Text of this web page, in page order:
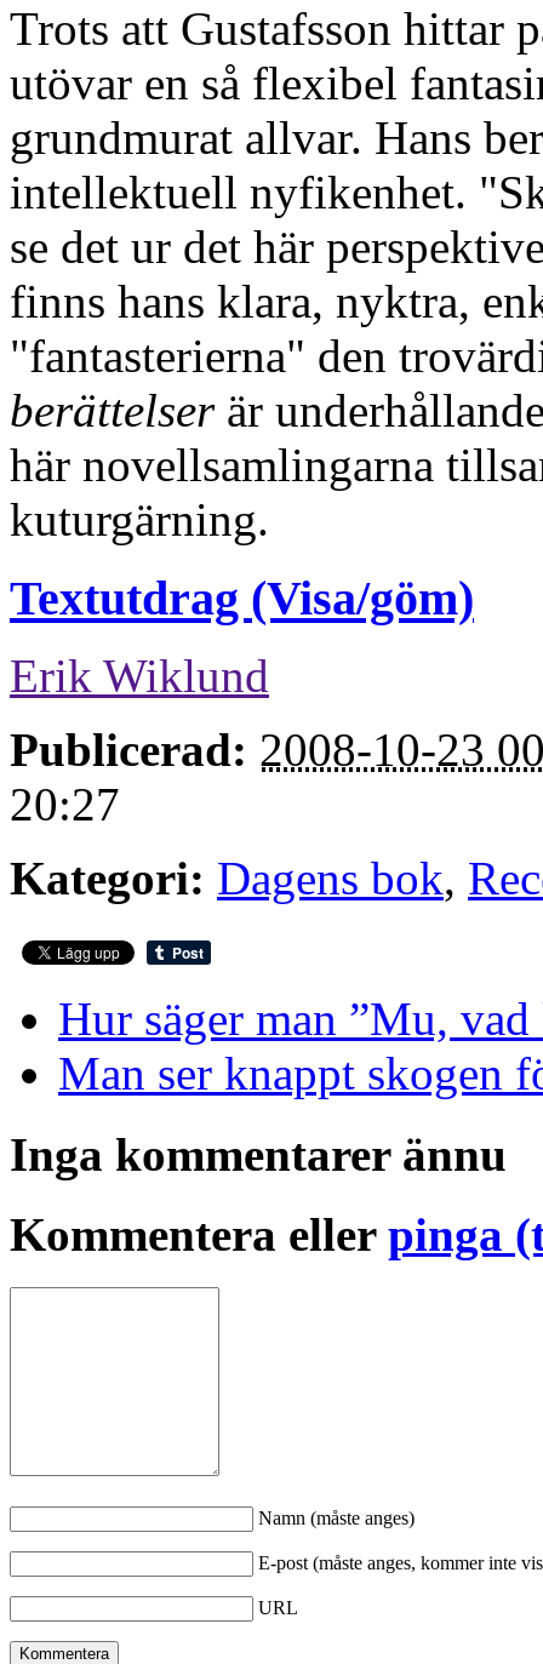
Trots att Gustafsson hittar
utövar en så flexibel
grundmurat allvar. Hans
intellektuell nyfikenhet.
se det ur det här
finns hans klara, nyktra,
"fantasterierna" den
berättelserär
här novellsamlingarna
kuturgärning.
Textutdrag (Visa/göm)
Erik Wiklund
Publicerad: 2008-10-23
20:27
Kategori: Dagens bok,
Hur säger man ”Mu,
Man ser knappt skogen
Inga kommentarer ännu
Kommentera eller pinga
Namn (måste anges)
E-post (måste anges, kommer inte
URL